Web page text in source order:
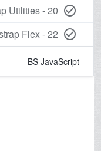
check_circle_outline
20 - Bootstrap Utilities
check_circle_outline
22 - Bootstrap Flex
BS JavaScript